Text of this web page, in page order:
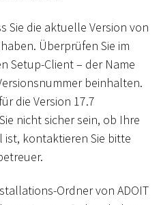
Sie die aktuelle Version von
Überprüfen Sie im
Setup-Client – der Name
beinhalten.
die Version 17.7
nicht sicher sein, ob Ihre
ist, kontaktieren Sie bitte
Ordner von ADOIT